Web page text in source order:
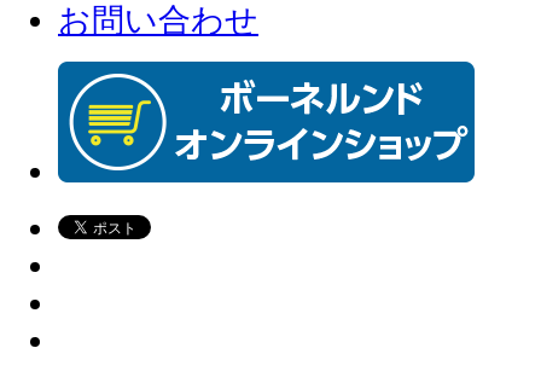
お問い合わせ